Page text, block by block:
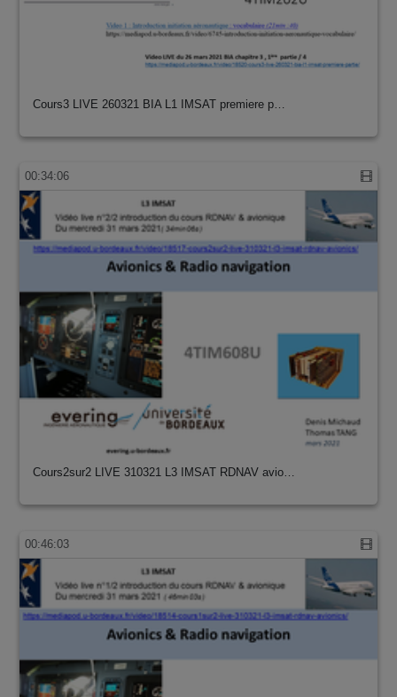
Cours3 LIVE 260321 BIA L1 IMSAT premiere p…
00:34:06
Cours2sur2 LIVE 310321 L3 IMSAT RDNAV avio…
00:46:03